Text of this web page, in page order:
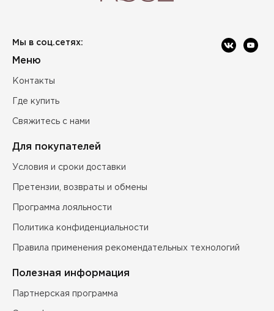
Мы в соц.сетях:
Меню
Контакты
Где купить
Свяжитесь с нами
Для покупателей
Условия и сроки доставки
Претензии, возвраты и обмены
Программа лояльности
Политика конфиденциальности
Правила применения рекомендательных технологий
Полезная информация
Партнерская программа